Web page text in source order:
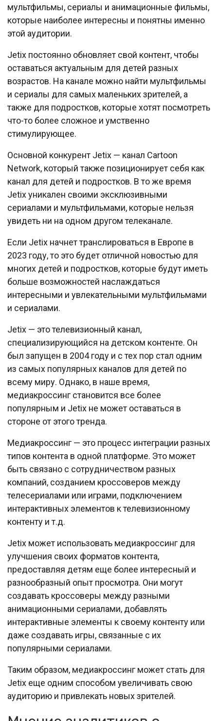
мультфильмы, сериалы и анимационные фильмы,
которые наиболее интересны и понятны именно
этой аудитории.
Jetix постоянно обновляет свой контент, чтобы
оставаться актуальным для детей разных
возрастов. На канале можно найти мультфильмы
и сериалы для самых маленьких зрителей, а
также для подростков, которые хотят посмотреть
что-то более сложное и умственно
стимулирующее.
Основной конкурент Jetix — канал Cartoon
Network, который также позиционирует себя как
канал для детей и подростков. В то же время
Jetix уникален своими эксклюзивными
сериалами и мультфильмами, которые нельзя
увидеть ни на одном другом телеканале.
Если Jetix начнет транслироваться в Европе в
2023 году, то это будет отличной новостью для
многих детей и подростков, которые будут иметь
больше возможностей наслаждаться
интересными и увлекательными мультфильмами
и сериалами.
Jetix — это телевизионный канал,
специализирующийся на детском контенте. Он
был запущен в 2004 году и с тех пор стал одним
из самых популярных каналов для детей по
всему миру. Однако, в наше время,
медиакроссинг становится все более
популярным и Jetix не может оставаться в
стороне от этого тренда.
Медиакроссинг — это процесс интеграции разных
типов контента в одной платформе. Это может
быть связано с сотрудничеством разных
компаний, созданием кроссоверов между
телесериалами или играми, подключением
интерактивных элементов к телевизионному
контенту и т.д.
Jetix может использовать медиакроссинг для
улучшения своих форматов контента,
предоставляя детям еще более интересный и
разнообразный опыт просмотра. Они могут
создавать кроссоверы между разными
анимационными сериалами, добавлять
интерактивные элементы к своему контенту или
даже создавать игры, связанные с их
популярными сериалами.
Таким образом, медиакроссинг может стать для
Jetix еще одним способом увеличивать свою
аудиторию и привлекать новых зрителей.